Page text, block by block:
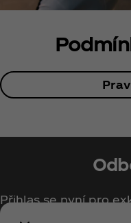
Přihlas se nyní pro
souvisí s Coca‑Cola!